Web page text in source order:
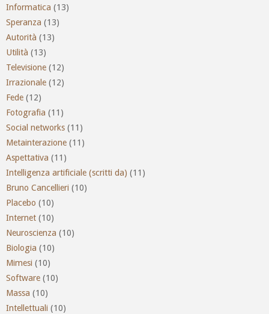
Informatica (13)
Speranza (13)
Autorità (13)
Utilità (13)
Televisione (12)
Irrazionale (12)
Fede (12)
Fotografia (11)
Social networks (11)
Metainterazione (11)
Aspettativa (11)
Intelligenza artificiale (scritti da) (11)
Bruno Cancellieri (10)
Placebo (10)
Internet (10)
Neuroscienza (10)
Biologia (10)
Mimesi (10)
Software (10)
Massa (10)
Intellettuali (10)